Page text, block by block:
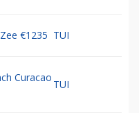
€1235 TUI
Curacao
TUI